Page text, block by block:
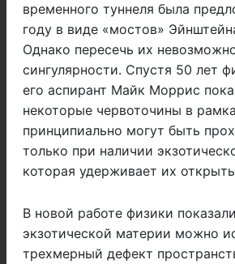
временного туннеля была
году в виде «мостов»
Однако пересечь их
сингулярности. Спустя 50 лет
его аспирант Майк Моррис
некоторые червоточины в
принципиально могут быть
только при наличии
которая удерживает их
В новой работе физики
экзотической материи можно
трехмерный дефект